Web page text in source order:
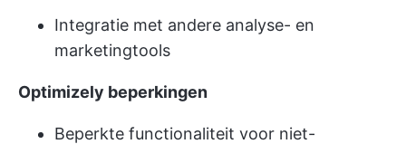
Integratie met andere analyse- en
marketingtools
Optimizely beperkingen
Beperkte functionaliteit voor niet-